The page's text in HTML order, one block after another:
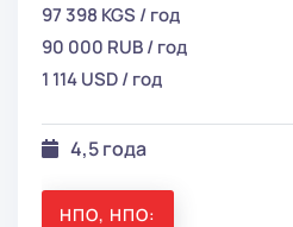
97 398 KGS / год
90 000 RUB / год
1 114 USD / год
4,5 года
НПО, НПО: